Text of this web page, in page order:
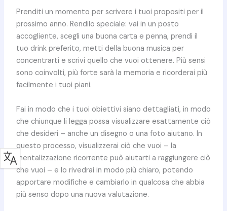
Prenditi un momento per scrivere i tuoi propositi per il
prossimo anno. Rendilo speciale: vai in un posto
accogliente, scegli una buona carta e penna, prendi il
tuo drink preferito, metti della buona musica per
concentrarti e scrivi quello che vuoi ottenere. Più sensi
sono coinvolti, più forte sarà la memoria e ricorderai più
facilmente i tuoi piani.
Fai in modo che i tuoi obiettivi siano dettagliati, in modo
che chiunque li legga possa visualizzare esattamente ciò
che desideri – anche un disegno o una foto aiutano. In
questo processo, visualizzerai ciò che vuoi – la
mentalizzazione ricorrente può aiutarti a raggiungere ciò
che vuoi – e lo rivedrai in modo più chiaro, potendo
apportare modifiche e cambiarlo in qualcosa che abbia
più senso dopo una nuova valutazione.